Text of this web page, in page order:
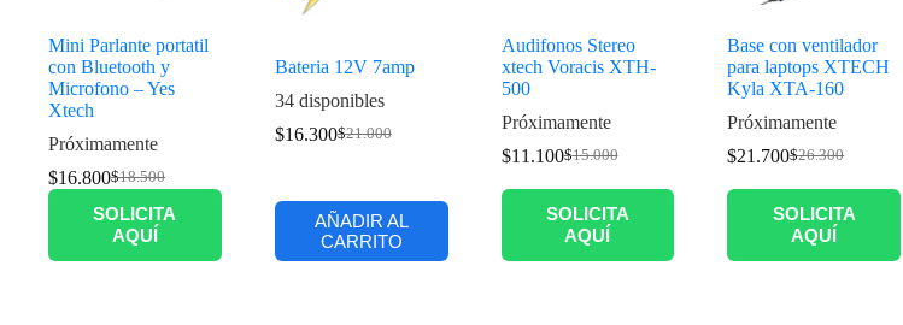
Mini Parlante portatil
con Bluetooth y
Microfono – Yes
Xtech
Próximamente
$18.500
$16.800
SOLICITA
AQUÍ
Bateria 12V 7amp
34 disponibles
$21.000
$16.300
AÑADIR AL
CARRITO
Audifonos Stereo
xtech Voracis XTH-
500
Próximamente
$15.000
$11.100
SOLICITA
AQUÍ
Base con ventilador
para laptops XTECH
Kyla XTA-160
Próximamente
$26.300
$21.700
SOLICITA
AQUÍ